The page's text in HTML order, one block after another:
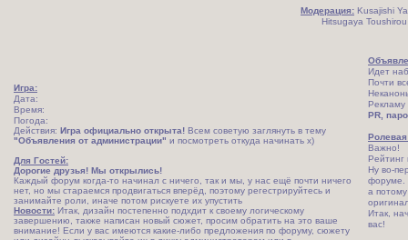
Модерация: Kusajishi
Hitsugaya Toushirou
Игра:
Дата:
Время:
Погода:
Действия: Игра официально открыта! Всем советую заглянуть в тему
"Объявления от администрации" и посмотреть откуда начинать х)
Для Гостей:
Дорогие друзья! Мы открылись!
Каждый форум когда-то начинал с ничего, так и мы, у нас ещё почти ничего
нет, но мы стараемся продвигаться вперёд, поэтому регестрируйтесь и
занимайте роли, иначе потом рискуете их упустить
Новости: Итак, дизайн постепенно подхдит к своему логическому
завершению, также написан новый сюжет, просим обратить на это ваше
внимание! Если у вас имеются какие-либо предложения по форуму, сюжету
Идет
Почти
Рекламу
PR,
Ролевая
Важно!
Ну во-
форуме.
а
Итак,
вас!